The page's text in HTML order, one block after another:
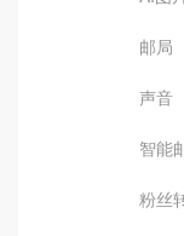
邮局
声音
智能
粉丝